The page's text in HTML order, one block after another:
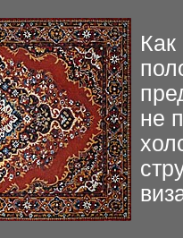
не